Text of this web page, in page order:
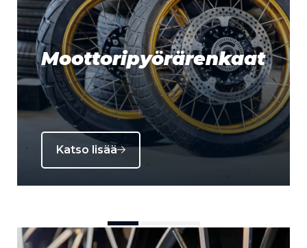
Moottoripyörärenkaat
Katso lisää